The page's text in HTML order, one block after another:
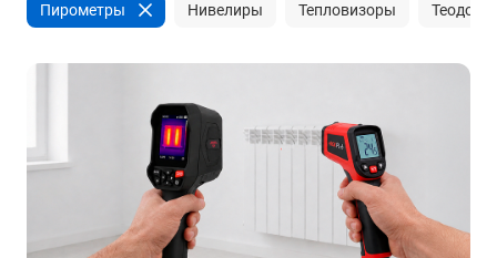
Пирометры Нивелиры Тепловизоры